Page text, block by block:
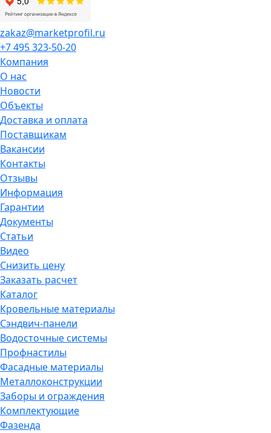
zakaz@marketprofil.ru
+7 495 323-50-20
Компания
О нас
Новости
Объекты
Доставка и оплата
Поставщикам
Вакансии
Контакты
Отзывы
Информация
Гарантии
Документы
Статьи
Видео
Снизить цену
Заказать расчет
Каталог
Кровельные материалы
Сэндвич-панели
Водосточные системы
Профнастилы
Фасадные материалы
Металлоконструкции
Заборы и ограждения
Комплектующие
Фазенда